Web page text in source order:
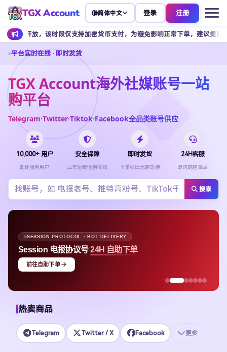
TGX Account 简体中文 登录 注册
时段仅支持加密货币支付，为避免影响正常下单，建议提前安排余额充值。
平台实时在线 · 即时发货
TGX Account海外社媒账号一站
购平台
Telegram·Twitter·Tiktok·Facebook全品类账号供应
10,000+ 用户
累计服务用户
安全保障
三年运营值得信赖
即时发货
下单秒出无需等待
24H客服
即时响应售后
搜索
SESSION PROTOCOL · BOT DELIVERY
Session 电报协议号24H 自助下单
前往自助下单
热卖商品
Telegram Twitter / X Facebook 更多